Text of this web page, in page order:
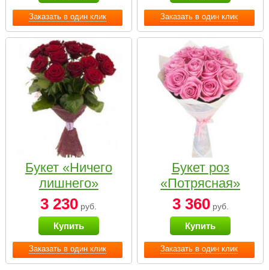
Заказать в один клик Заказать в один клик
Заказать в один клик
Букет «Ничего
лишнего»
3 230 руб.
Купить
Заказать в один клик
Букет роз
«Потрясная»
3 360руб.
Купить